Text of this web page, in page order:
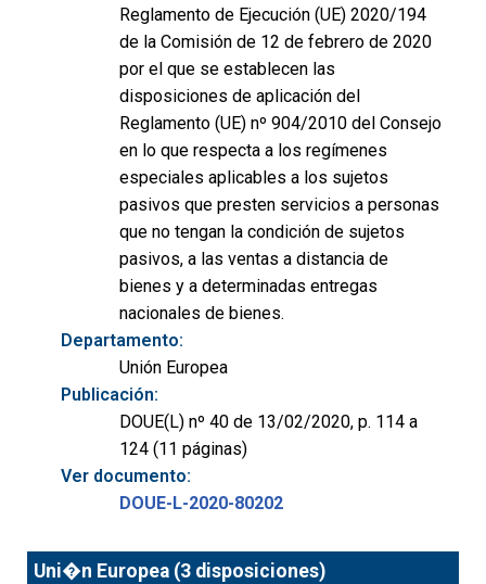
Reglamento de Ejecución (UE) 2020/194
de la Comisión de 12 de febrero de 2020
por el que se establecen las
disposiciones de aplicación del
Reglamento (UE) nº 904/2010 del Consejo
en lo que respecta a los regímenes
especiales aplicables a los sujetos
pasivos que presten servicios a personas
que no tengan la condición de sujetos
pasivos, a las ventas a distancia de
bienes y a determinadas entregas
nacionales de bienes.
Departamento:
Unión Europea
Publicación:
DOUE(L) nº 40 de 13/02/2020, p. 114 a
124 (11 páginas)
Ver documento:
DOUE-L-2020-80202
Uni�n Europea (3 disposiciones)